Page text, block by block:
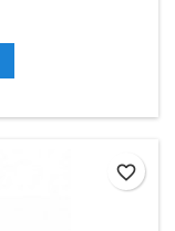
favorite_border